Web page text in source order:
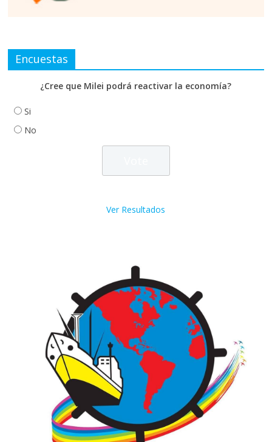
Encuestas
¿Cree que Milei podrá reactivar la economía?
Si
No
Ver Resultados